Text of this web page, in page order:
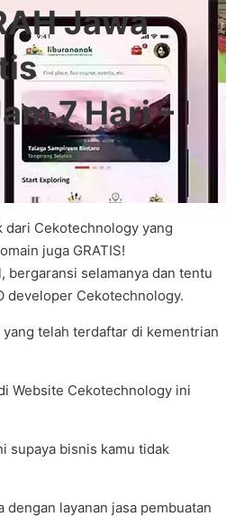
Jawa
7 Hari –
dari Cekotechnology yang
juga GRATIS!
bergaransi selamanya dan tentu
developer Cekotechnology.
telah terdaftar di kementrian
Website Cekotechnology ini
supaya bisnis kamu tidak
layanan jasa pembuatan